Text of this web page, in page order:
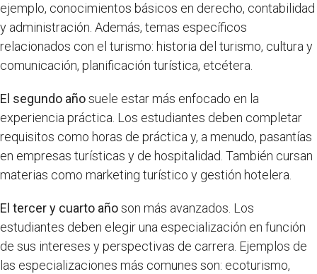
ejemplo, conocimientos básicos en derecho, contabilidad
y administración. Además, temas específicos
relacionados con el turismo: historia del turismo, cultura y
comunicación, planificación turística, etcétera.
El segundo añosuele estar más enfocado en la
experiencia práctica. Los estudiantes deben completar
requisitos como horas de práctica y, a menudo, pasantías
en empresas turísticas y de hospitalidad. También cursan
materias como marketing turístico y gestión hotelera.
El tercer y cuarto añoson más avanzados. Los
estudiantes deben elegir una especialización en función
de sus intereses y perspectivas de carrera. Ejemplos de
las especializaciones más comunes son: ecoturismo,